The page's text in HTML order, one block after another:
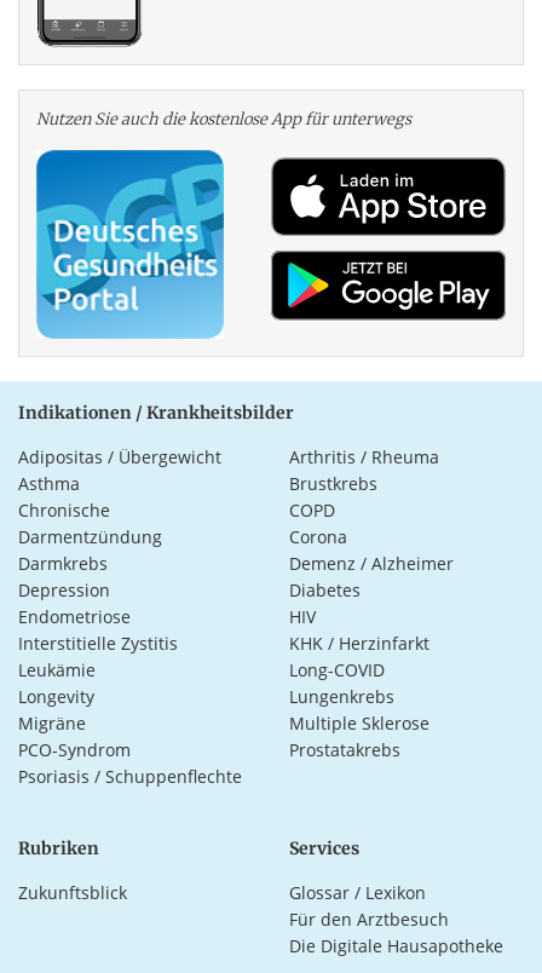
Nutzen Sie auch die kosten­lose App für unterwegs
Indikationen / Krankheitsbilder
Adipositas / Übergewicht
Arthritis / Rheuma
Asthma
Brustkrebs
Chronische
Darmentzündung
COPD
Corona
Darmkrebs
Demenz / Alzheimer
Depression
Diabetes
Endometriose
HIV
Interstitielle Zystitis
KHK / Herzinfarkt
Leukämie
Long-COVID
Longevity
Lungenkrebs
Migräne
Multiple Sklerose
PCO-Syndrom
Prostatakrebs
Psoriasis / Schuppenflechte
Rubriken
Zukunftsblick
Services
Glossar / Lexikon
Für den Arztbesuch
Die Digitale Hausapotheke